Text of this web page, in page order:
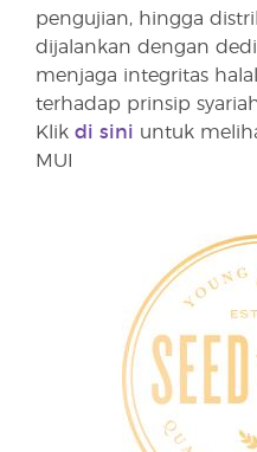
pengujian, hingga
dijalankan dengan
menjaga integritas
terhadap prinsip
Klik di sini untuk
MUI